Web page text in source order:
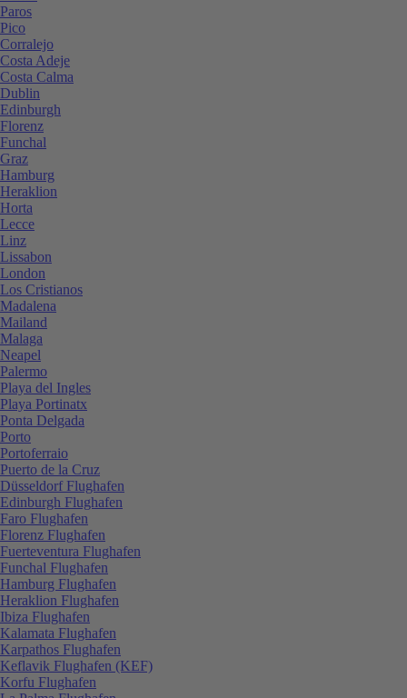
Paros
Pico
Corralejo
Costa Adeje
Costa Calma
Dublin
Edinburgh
Florenz
Funchal
Graz
Hamburg
Heraklion
Horta
Lecce
Linz
Lissabon
London
Los Cristianos
Madalena
Mailand
Malaga
Neapel
Palermo
Playa del Ingles
Playa Portinatx
Ponta Delgada
Porto
Portoferraio
Puerto de la Cruz
Düsseldorf Flughafen
Edinburgh Flughafen
Faro Flughafen
Florenz Flughafen
Fuerteventura Flughafen
Funchal Flughafen
Hamburg Flughafen
Heraklion Flughafen
Ibiza Flughafen
Kalamata Flughafen
Karpathos Flughafen
Keflavik Flughafen (KEF)
Korfu Flughafen